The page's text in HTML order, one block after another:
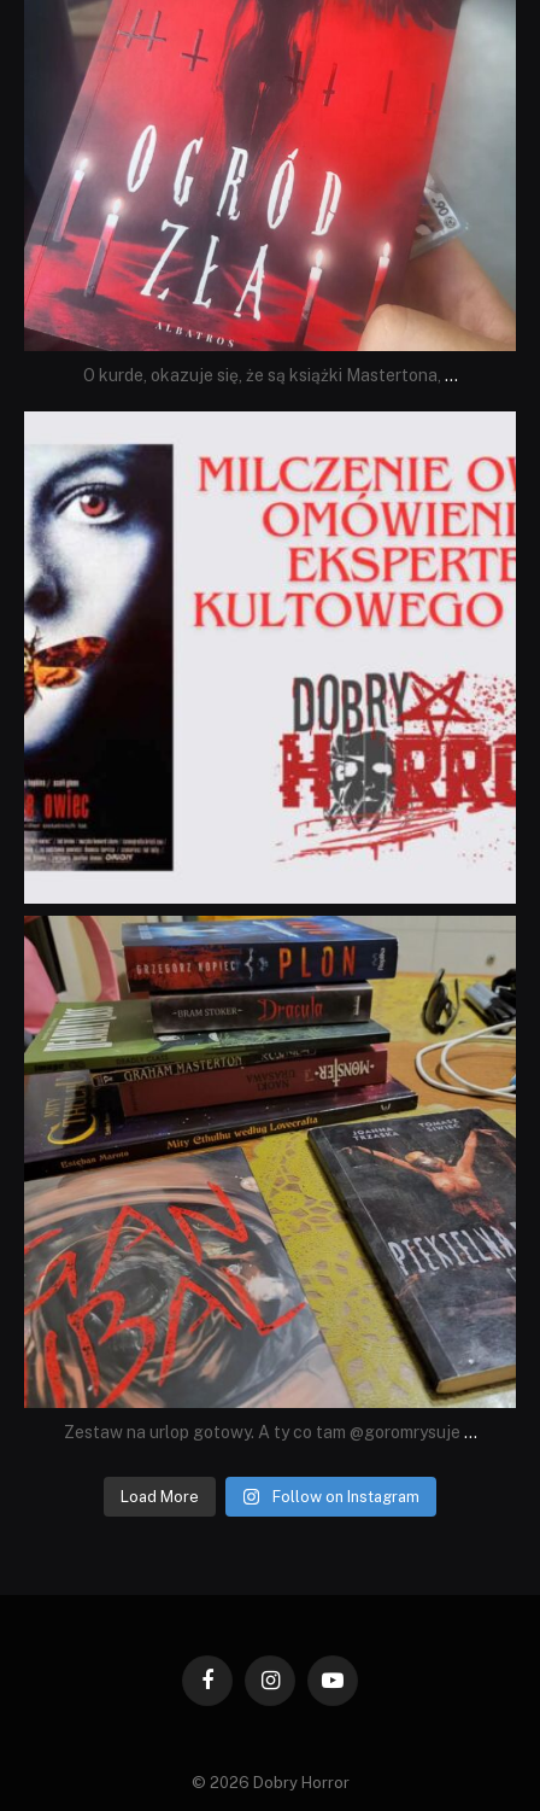
O kurde, okazuje się, że są książki Mastertona, ...
dobryhorror
Lip 31
Zestaw na urlop gotowy. A ty co tam @goromrysuje ...
Load More Follow on Instagram
FacebookInstagramYouTube
© 2026 Dobry Horror